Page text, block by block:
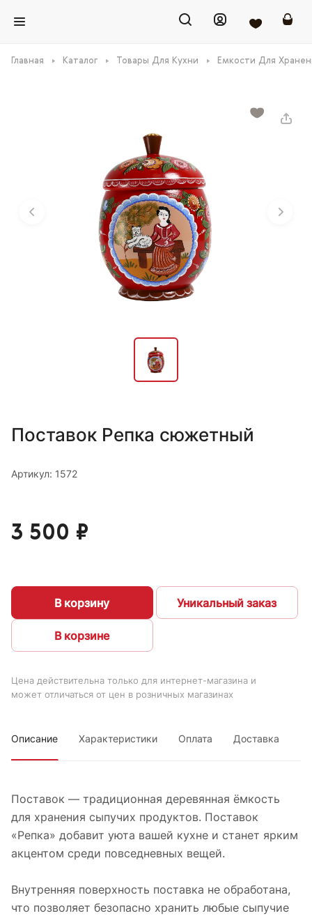
Главная Каталог Товары Для Кухни Емкости Для
Поставок Репка сюжетный
Артикул: 1572
3 500 ₽
В корзину
В корзине
Уникальный заказ
Цена действительна только для интернет-магазина и
может отличаться от цен в розничных магазинах
Описание Характеристики Оплата Доставка
Поставок — традиционная деревянная ёмкость
для хранения сыпучих продуктов. Поставок
«Репка» добавит уюта вашей кухне и станет ярким
акцентом среди повседневных вещей.
Внутренняя поверхность поставка не обработана,
что позволяет безопасно хранить любые сыпучие